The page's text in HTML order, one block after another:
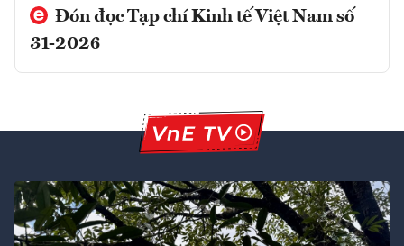
Đón đọc Tạp chí Kinh tế Việt Nam số
31-2026